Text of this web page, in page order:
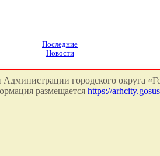
Последние
Новости
городского округа
размещается https://